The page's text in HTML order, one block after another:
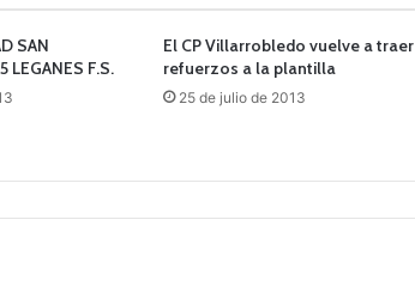
SAN
LEGANES F.S.
El CP Villarrobledo vuelve a traer
refuerzos a la plantilla
25 de julio de 2013